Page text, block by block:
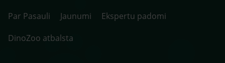
Par Pasauli
Jaunumi
Ekspertu padomi
DinoZoo atbalsta